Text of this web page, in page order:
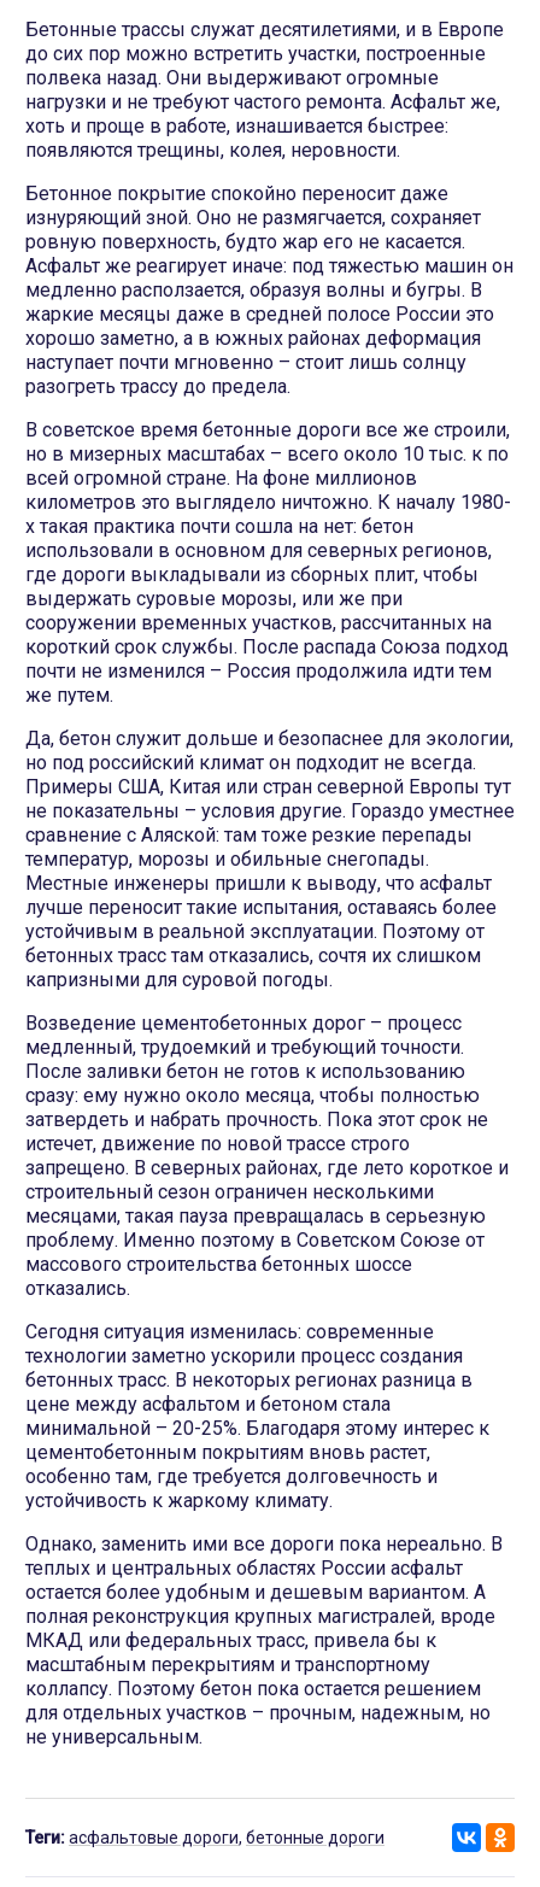
Бетонные трассы служат десятилетиями, и в Европе
до сих пор можно встретить участки, построенные
полвека назад. Они выдерживают огромные
нагрузки и не требуют частого ремонта. Асфальт же,
хоть и проще в работе, изнашивается быстрее:
появляются трещины, колея, неровности.
Бетонное покрытие спокойно переносит даже
изнуряющий зной. Оно не размягчается, сохраняет
ровную поверхность, будто жар его не касается.
Асфальт же реагирует иначе: под тяжестью машин он
медленно расползается, образуя волны и бугры. В
жаркие месяцы даже в средней полосе России это
хорошо заметно, а в южных районах деформация
наступает почти мгновенно – стоит лишь солнцу
разогреть трассу до предела.
В советское время бетонные дороги все же строили,
но в мизерных масштабах – всего около 10 тыс. к по
всей огромной стране. На фоне миллионов
километров это выглядело ничтожно. К началу 1980-
х такая практика почти сошла на нет: бетон
использовали в основном для северных регионов,
где дороги выкладывали из сборных плит, чтобы
выдержать суровые морозы, или же при
сооружении временных участков, рассчитанных на
короткий срок службы. После распада Союза подход
почти не изменился – Россия продолжила идти тем
же путем.
Да, бетон служит дольше и безопаснее для экологии,
но под российский климат он подходит не всегда.
Примеры США, Китая или стран северной Европы тут
не показательны – условия другие. Гораздо уместнее
сравнение с Аляской: там тоже резкие перепады
температур, морозы и обильные снегопады.
Местные инженеры пришли к выводу, что асфальт
лучше переносит такие испытания, оставаясь более
устойчивым в реальной эксплуатации. Поэтому от
бетонных трасс там отказались, сочтя их слишком
капризными для суровой погоды.
Возведение цементобетонных дорог – процесс
медленный, трудоемкий и требующий точности.
После заливки бетон не готов к использованию
сразу: ему нужно около месяца, чтобы полностью
затвердеть и набрать прочность. Пока этот срок не
истечет, движение по новой трассе строго
запрещено. В северных районах, где лето короткое и
строительный сезон ограничен несколькими
месяцами, такая пауза превращалась в серьезную
проблему. Именно поэтому в Советском Союзе от
массового строительства бетонных шоссе
отказались.
Сегодня ситуация изменилась: современные
технологии заметно ускорили процесс создания
бетонных трасс. В некоторых регионах разница в
цене между асфальтом и бетоном стала
минимальной – 20-25%. Благодаря этому интерес к
цементобетонным покрытиям вновь растет,
особенно там, где требуется долговечность и
устойчивость к жаркому климату.
Однако, заменить ими все дороги пока нереально. В
теплых и центральных областях России асфальт
остается более удобным и дешевым вариантом. А
полная реконструкция крупных магистралей, вроде
МКАД или федеральных трасс, привела бы к
масштабным перекрытиям и транспортному
коллапсу. Поэтому бетон пока остается решением
для отдельных участков – прочным, надежным, но
не универсальным.
Теги:асфальтовые дороги, бетонные дороги